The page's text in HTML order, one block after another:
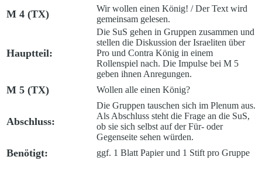
M 4 (TX)
Wir wollen einen König! / Der Text wird
gemeinsam gelesen.
Hauptteil:
Die SuS gehen in Gruppen zusammen und
stellen die Diskussion der Israeliten über
Pro und Contra König in einem
Rollenspiel nach. Die Impulse bei M 5
geben ihnen Anregungen.
M 5 (TX) Wollen alle einen König?
Abschluss:
Die Gruppen tauschen sich im Plenum aus.
Als Abschluss steht die Frage an die SuS,
ob sie sich selbst auf der Für- oder
Gegenseite sehen würden.
Benötigt: ggf. 1 Blatt Papier und 1 Stift pro Gruppe